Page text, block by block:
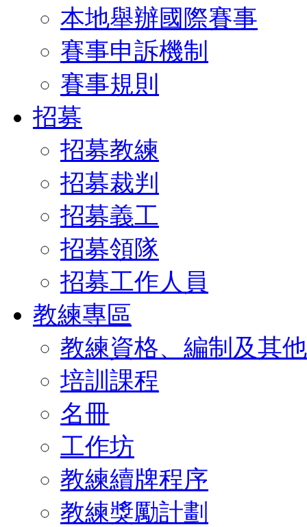
本地舉辦國際賽事
賽事申訴機制
賽事規則
招募
招募教練
招募裁判
招募義工
招募領隊
招募工作人員
教練專區
教練資格、編制及其
培訓課程
名冊
工作坊
教練續牌程序
教練獎勵計劃